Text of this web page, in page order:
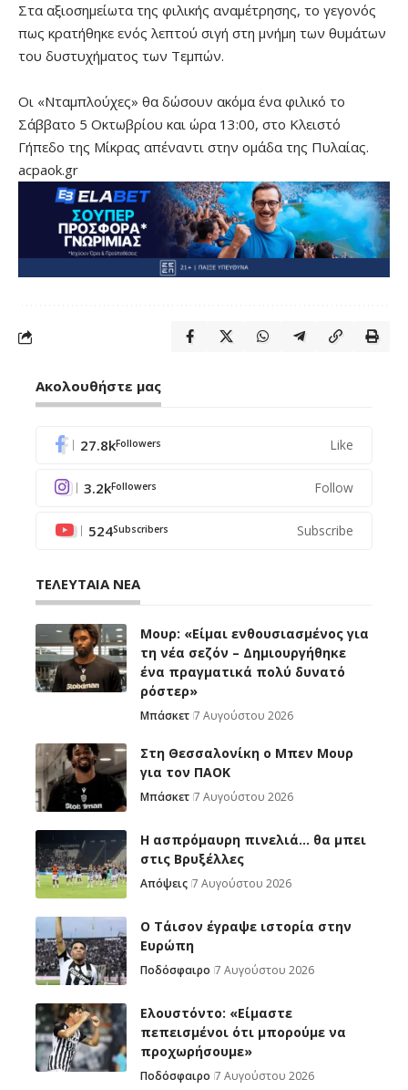
Στα αξιοσημείωτα της φιλικής αναμέτρησης, το γεγονός
πως κρατήθηκε ενός λεπτού σιγή στη μνήμη των θυμάτων
του δυστυχήματος των Τεμπών.
Οι «Νταμπλούχες» θα δώσουν ακόμα ένα φιλικό το
Σάββατο 5 Οκτωβρίου και ώρα 13:00, στο Κλειστό
Γήπεδο της Μίκρας απέναντι στην ομάδα της Πυλαίας.
acpaok.gr
Ακολουθήστε μας
27.8kFollowers Like
3.2kFollowers Follow
524Subscribers Subscribe
ΤΕΛΕΥΤΑΙΑ ΝΕΑ
Μουρ: «Είμαι ενθουσιασμένος για
τη νέα σεζόν – Δημιουργήθηκε
ένα πραγματικά πολύ δυνατό
ρόστερ»
Μπάσκετ 7 Αυγούστου 2026
Στη Θεσσαλονίκη ο Μπεν Μουρ
για τον ΠΑΟΚ
Μπάσκετ 7 Αυγούστου 2026
Η ασπρόμαυρη πινελιά… θα μπει
στις Βρυξέλλες
Απόψεις 7 Αυγούστου 2026
Ο Τάισον έγραψε ιστορία στην
Ευρώπη
Ποδόσφαιρο 7 Αυγούστου 2026
Ελουστόντο: «Είμαστε
πεπεισμένοι ότι μπορούμε να
προχωρήσουμε»
Ποδόσφαιρο 7 Αυγούστου 2026